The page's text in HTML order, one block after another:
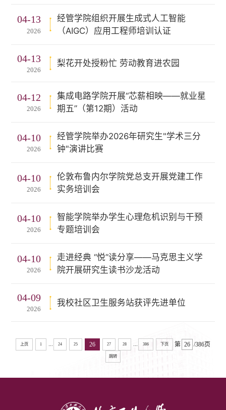
04-13
2026
经管学院组织开展生成式人工智能
（AIGC）应用工程师培训认证
04-13
2026
梨花开处授粉忙 劳动教育进农园
04-12
2026
集成电路学院开展“芯薪相映——就业星
期五”（第12期）活动
04-10
2026
经管学院举办2026年研究生"学术三分
钟"演讲比赛
04-10
2026
伦敦布鲁内尔学院党总支开展党建工作
实务培训会
04-10
2026
智能学院举办学生心理危机识别与干预
专题培训会
04-10
2026
走进经典 “悦”读分享——马克思主义学
院开展研究生读书沙龙活动
04-09
2026
我校社区卫生服务站获评先进单位
上页 1 ... 24 25 26 27 28 ... 386 下页 第 /386页
跳转